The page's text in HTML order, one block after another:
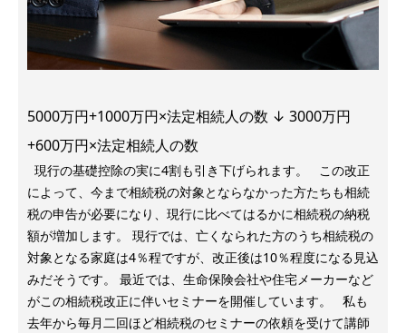
5000万円+1000万円×法定相続人の数 ↓ 3000万円
+600万円×法定相続人の数
現行の基礎控除の実に4割も引き下げられます。 この改正
によって、今まで相続税の対象とならなかった方たちも相続
税の申告が必要になり、現行に比べてはるかに相続税の納税
額が増加します。 現行では、亡くなられた方のうち相続税の
対象となる家庭は4％程ですが、改正後は10％程度になる見込
みだそうです。 最近では、生命保険会社や住宅メーカーなど
がこの相続税改正に伴いセミナーを開催しています。 私も
去年から毎月二回ほど相続税のセミナーの依頼を受けて講師